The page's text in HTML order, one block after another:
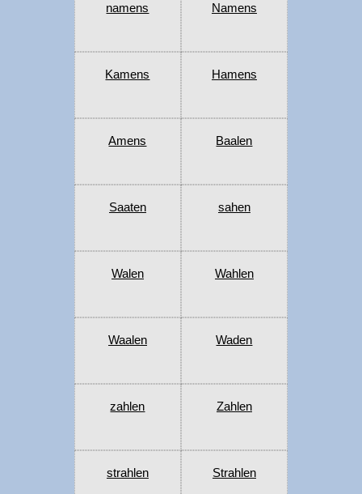
namens Namens
Kamens Hamens
Amens Baalen
Saaten sahen
Walen Wahlen
Waalen Waden
zahlen Zahlen
strahlen Strahlen